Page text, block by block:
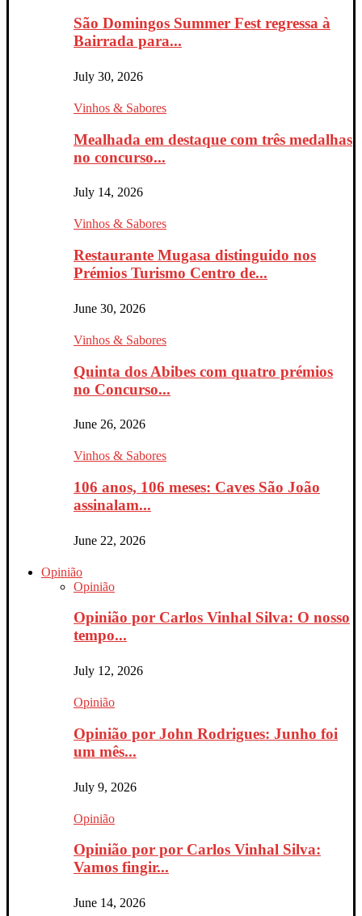
São Domingos Summer Fest regressa à
Bairrada para...
July 30, 2026
Vinhos & Sabores
Mealhada em destaque com três medalhas
no concurso...
July 14, 2026
Vinhos & Sabores
Restaurante Mugasa distinguido nos
Prémios Turismo Centro de...
June 30, 2026
Vinhos & Sabores
Quinta dos Abibes com quatro prémios
no Concurso...
June 26, 2026
Vinhos & Sabores
106 anos, 106 meses: Caves São João
assinalam...
June 22, 2026
Opinião
Opinião
Opinião por Carlos Vinhal Silva: O nosso
tempo...
July 12, 2026
Opinião
Opinião por John Rodrigues: Junho foi
um mês...
July 9, 2026
Opinião
Opinião por por Carlos Vinhal Silva:
Vamos fingir...
June 14, 2026